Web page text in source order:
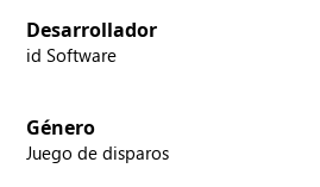
Desarrollador
id Software
Género
Juego de disparos